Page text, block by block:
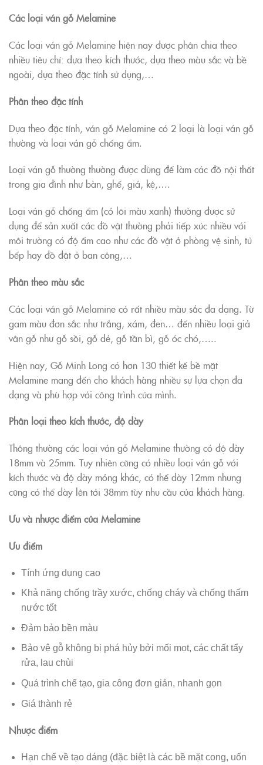
Các loại ván gỗ Melamine
Các loại ván gỗ Melamine hiện nay được phân chia theo
nhiều tiêu chí: dựa theo kích thước, dựa theo màu sắc và bề
ngoài, dựa theo đặc tính sử dụng,…
Phân theo đặc tính
Dựa theo đặc tính, ván gỗ Melamine có 2 loại là loại ván gỗ
thường và loại ván gỗ chống ẩm.
Loại ván gỗ thường thường được dùng để làm các đồ nội thất
trong gia đình như bàn, ghế, giá, kệ,….
Loại ván gỗ chống ẩm (có lõi màu xanh) thường được sử
dụng để sản xuất các đồ vật thường phải tiếp xúc nhiều với
môi trường có độ ẩm cao như các đồ vật ở phòng vệ sinh, tủ
bếp hay đồ đặt ở ban công,…
Phân theo màu sắc
Các loại ván gỗ Melamine có rất nhiều màu sắc đa dạng. Từ
gam màu đơn sắc như trắng, xám, đen… đến nhiều loại giả
vân gỗ như gỗ sồi, gỗ dẻ, gỗ tần bì, gỗ óc chó,…..
Hiện nay, Gỗ Minh Long có hơn 130 thiết kế bề mặt
Melamine mang đến cho khách hàng nhiều sự lựa chọn đa
dạng và phù hợp với công trình của mình.
Phân loại theo kích thước, độ dày
Thông thường các loại ván gỗ Melamine thường có độ dày
18mm và 25mm. Tuy nhiên cũng có nhiều loại ván gỗ với
kích thước và độ dày mỏng khác, có thể dày 12mm nhưng
cũng có thể dày lên tới 38mm tùy nhu cầu của khách hàng.
Ưu và nhược điểm của Melamine
Ưu điểm
Tính ứng dụng cao
Khả năng chống trầy xước, chống cháy và chống thấm
nước tốt
Đảm bảo bền màu
Bảo vệ gỗ không bị phá hủy bởi mối mọt, các chất tẩy
rửa, lau chùi
Quá trình chế tạo, gia công đơn giản, nhanh gọn
Giá thành rẻ
Nhược điểm
Hạn chế về tạo dáng (đặc biệt là các bề mặt cong, uốn